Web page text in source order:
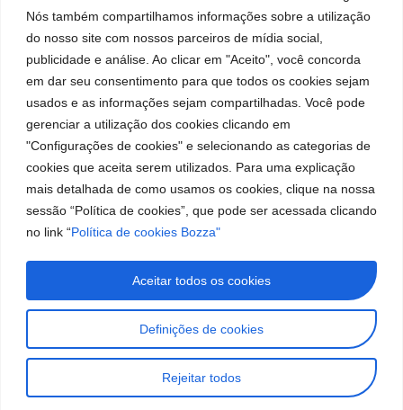
Nós também compartilhamos informações sobre a utilização
do nosso site com nossos parceiros de mídia social,
publicidade e análise. Ao clicar em "Aceito", você concorda
em dar seu consentimento para que todos os cookies sejam
usados e as informações sejam compartilhadas. Você pode
gerenciar a utilização dos cookies clicando em
"Configurações de cookies" e selecionando as categorias de
cookies que aceita serem utilizados. Para uma explicação
mais detalhada de como usamos os cookies, clique na nossa
sessão “Política de cookies”, que pode ser acessada clicando
no link “Política de cookies Bozza"
Definições de cookies
Rejeitar todos
Aceitar todos os cookies
fabricação
de
equipamentos
para
lubrificação
e
abastecimento
da
América
Sul.
Assistências
Seja um
Trabalhe
Localização
Rua Tiradentes,
931 – Anexo
Anita Franchini,
50/96
Bairro: Santa
Terezinha
São Bernardo
do Campo – SP
CEP: 09780-
001
5050
Instagram
Imagens meramente ilustrativas. Informações sujeitas a
alterações sem aviso prévio. Todos os direitos são reservados à
José Murilia Bozza Comércio e Indústria Ltda.